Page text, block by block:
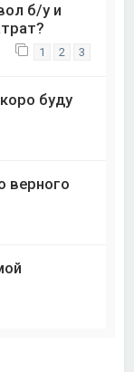
б/у и
1 2 3
буду
верного